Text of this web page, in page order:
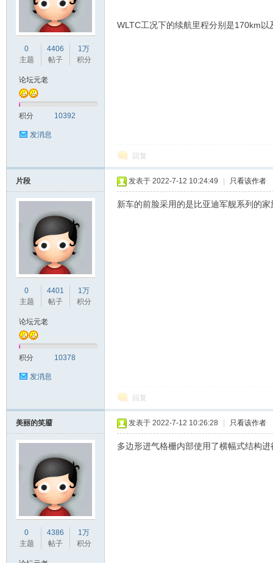
0
主题
4406
帖子
1万
积分
论坛元老
积分 10392
发消息
WLTC工况下的续航里程分别是170km
回复
片段
0
主题
4401
帖子
1万
积分
论坛元老
积分 10378
发消息
发表于 2022-7-12 10:24:49 只看该作者
新车的前脸采用的是比亚迪军舰系列的
回复
美丽的笑靥
0
主题
4386
帖子
1万
积分
发表于 2022-7-12 10:26:28 只看该作者
多边形进气格栅内部使用了横幅式结构